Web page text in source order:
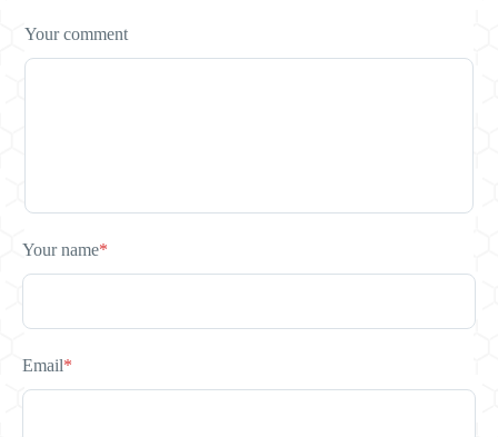
Your comment
Your name*
Email*